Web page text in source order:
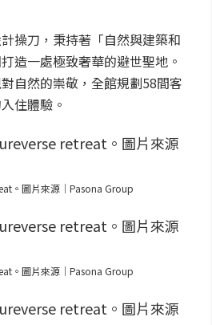
操刀，秉持著「自然與建築和
造一處極致奢華的避世聖地。
自然的崇敬，全館規劃58間客
住體驗。
。圖片來源｜Pasona Group
。圖片來源｜Pasona Group